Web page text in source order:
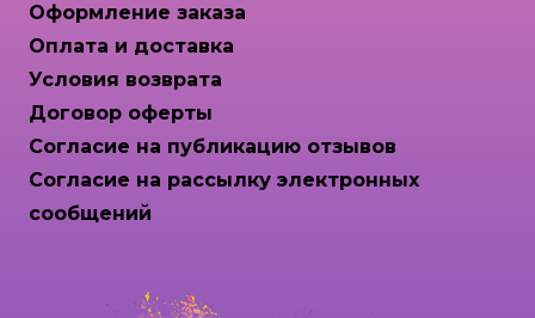
Оформление заказа
Оплата и доставка
Условия возврата
Договор оферты
Согласие на публикацию отзывов
Согласие на рассылку электронных
сообщений